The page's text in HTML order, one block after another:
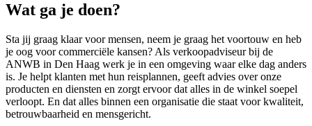
Wat ga je doen?
Sta jij graag klaar voor mensen, neem je graag het voortouw en heb
je oog voor commerciële kansen? Als verkoopadviseur bij de
ANWB in Den Haag werk je in een omgeving waar elke dag anders
is. Je helpt klanten met hun reisplannen, geeft advies over onze
producten en diensten en zorgt ervoor dat alles in de winkel soepel
verloopt. En dat alles binnen een organisatie die staat voor kwaliteit,
betrouwbaarheid en mensgericht.